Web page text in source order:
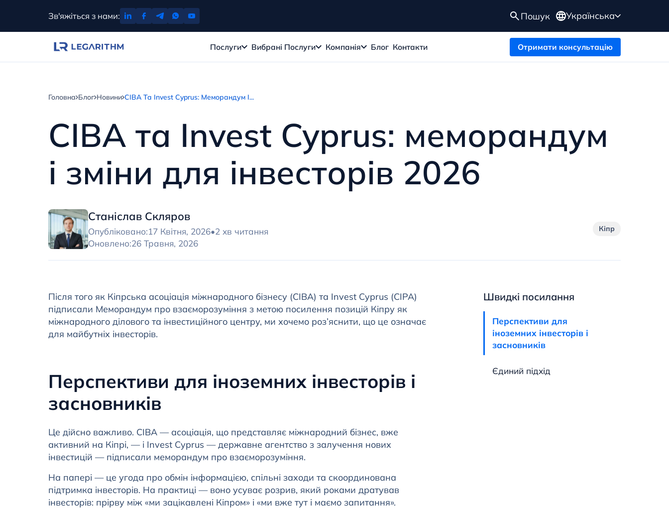
Зв'яжіться з нами: Пошук Українська
Послуги Вибрані Послуги Компанія Блог Контакти Отримати консультацію
Головна Блог Новини CIBA Та Invest Cyprus: Меморандум І...
CIBA та Invest Cyprus: меморандум
і зміни для інвесторів 2026
Станіслав Скляров
Опубліковано:17 Квітня, 2026•2 хв читання
Оновлено:26 Травня, 2026
Кіпр
Після того як Кіпрська асоціація міжнародного бізнесу (CIBA) та Invest Cyprus (CIPA)
підписали Меморандум про взаєморозуміння з метою посилення позицій Кіпру як
міжнародного ділового та інвестиційного центру, ми хочемо роз’яснити, що це означає
для майбутніх інвесторів.
Перспективи для іноземних інвесторів і
засновників
Це дійсно важливо. CIBA — асоціація, що представляє міжнародний бізнес, вже
активний на Кіпрі, — і Invest Cyprus — державне агентство з залучення нових
інвестицій — підписали меморандум про взаєморозуміння.
На папері — це угода про обмін інформацією, спільні заходи та скоординована
підтримка інвесторів. На практиці — воно усуває розрив, який роками дратував
інвесторів: прірву між «ми зацікавлені Кіпром» і «ми вже тут і маємо запитання».
Швидкі посилання
Перспективи для
іноземних інвесторів і
засновників
Єдиний підхід